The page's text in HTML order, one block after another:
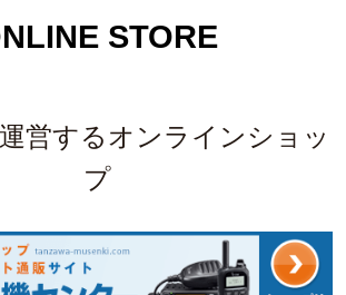
STORE
営するオンラインショッ
プ